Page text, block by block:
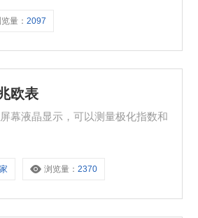
览量：2097
欧表
幕液晶显示，可以测量极化指数和
浏览量：2370